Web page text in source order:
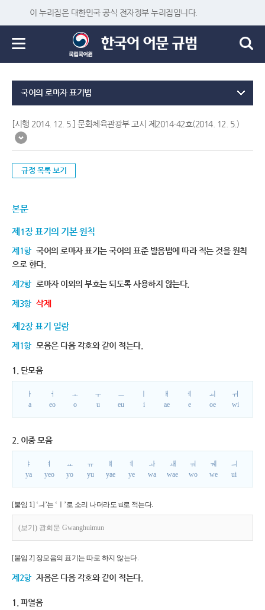
이 누리집은 대한민국 공식 전자정부 누리집입니다.
국어의 로마자 표기법
[시행 2014. 12. 5.] 문화체육관광부 고시 제2014-42호(2014. 12. 5.)
규정 목록 보기
본문
제1장 표기의 기본 원칙
제1항 국어의 로마자 표기는 국어의 표준 발음법에 따라 적는 것을 원칙
으로 한다.
제2항 로마자 이외의 부호는 되도록 사용하지 않는다.
제3항 삭제
제2장 표기 일람
제1항 모음은 다음 각호와 같이 적는다.
1. 단모음
ㅏ
a
ㅓ
eo
ㅗ
o
ㅜ
u
ㅡ
eu
i
ㅐ
ae
ㅔ
e
ㅚ
oe
ㅟ
wi
2. 이중 모음
ㅑ
ya
ㅕ
yeo
ㅛ
yo
ㅠ
yu
ㅒ
yae
ㅖ
ye
ㅘ
wa
ㅙ
wae
ㅝ
wo
ㅞ
we
ㅢ
ui
[붙임 1] ‘ㅢ’는 ‘ㅣ’로 소리 나더라도 ui로 적는다.
(보기) 광희문 Gwanghuimun
[붙임 2] 장모음의 표기는 따로 하지 않는다.
제2항 자음은 다음 각호와 같이 적는다.
1. 파열음